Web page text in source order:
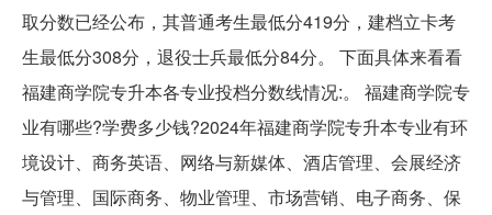
取分数已经公布，其普通考生最低分419分，建档立卡考
生最低分308分，退役士兵最低分84分。 下面具体来看看
福建商学院专升本各专业投档分数线情况:。 福建商学院专
业有哪些?学费多少钱?2024年福建商学院专升本专业有环
境设计、商务英语、网络与新媒体、酒店管理、会展经济
与管理、国际商务、物业管理、市场营销、电子商务、保